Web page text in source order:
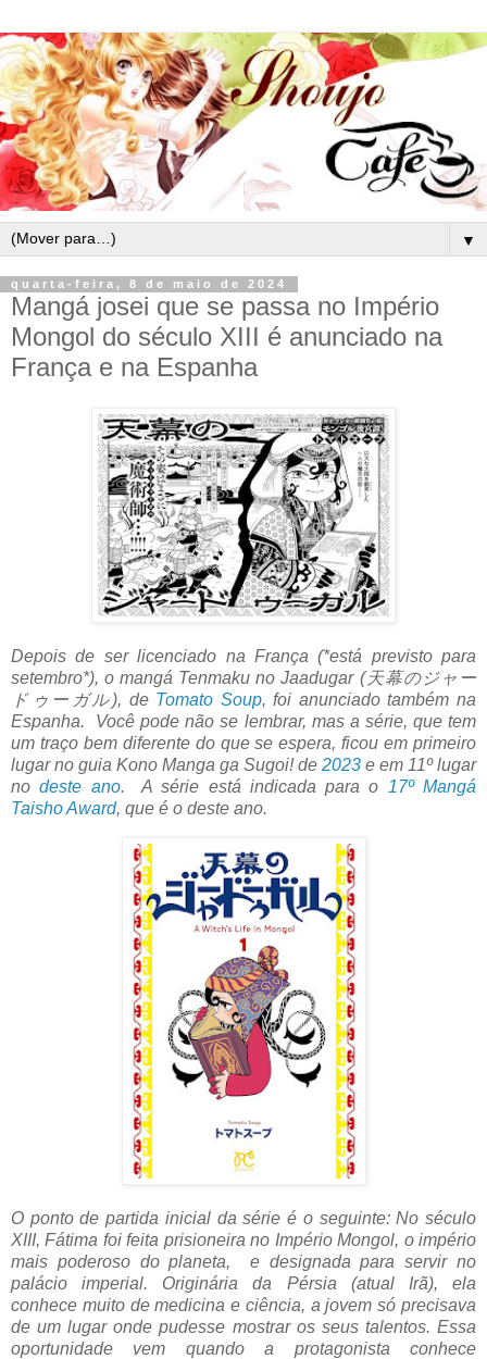
▼
quarta-feira, 8 de maio de 2024
Mangá josei que se passa no Império
Mongol do século XIII é anunciado na
França e na Espanha
Depois de ser licenciado na França (*está previsto para
setembro*), o mangá Tenmaku no Jaadugar (天幕のジャー
ドゥーガル), de Tomato Soup, foi anunciado também na
Espanha. Você pode não se lembrar, mas a série, que tem
um traço bem diferente do que se espera, ficou em primeiro
lugar no guia Kono Manga ga Sugoi! de 2023 e em 11º lugar
nodeste ano. A série está indicada para o 17º Mangá
Taisho Award, que é o deste ano.
O ponto de partida inicial da série é o seguinte:No século
XIII, Fátima foi feita prisioneira no Império Mongol, o império
mais poderoso do planeta, e designada para servir no
palácio imperial. Originária da Pérsia (atual Irã), ela
conhece muito de medicina e ciência, a jovem só precisava
de um lugar onde pudesse mostrar os seus talentos. Essa
oportunidade vem quando a protagonista conhece